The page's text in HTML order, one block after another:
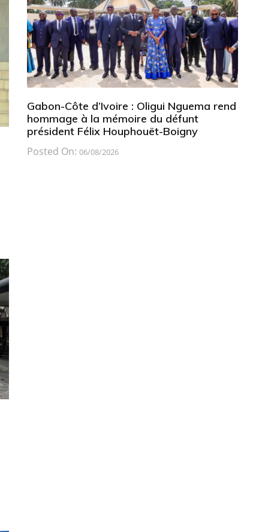
Gabon-Côte d’Ivoire : Oligui Nguema rend
hommage à la mémoire du défunt
président Félix Houphouët-Boigny
Posted On: 06/08/2026